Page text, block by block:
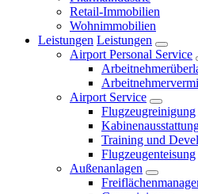
Retail-Immobilien
Wohnimmobilien
Leistungen Leistungen
Airport Personal Service
Airport Service
Flugzeugreinigung
Training und
Flugzeugenteisung
Außenanlagen